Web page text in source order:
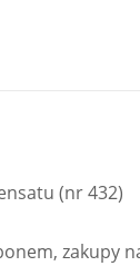
(nr 432)
zakupy